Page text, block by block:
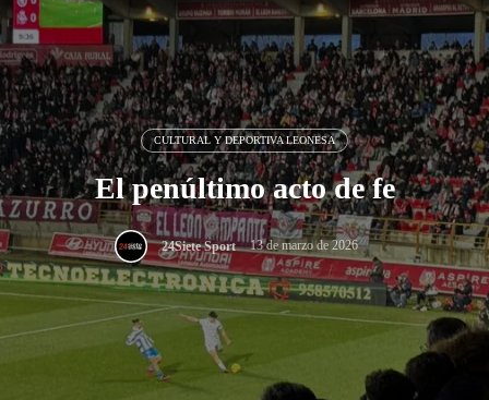
CULTURAL Y DEPORTIVA LEONESA
El penúltimo acto de fe
24Siete Sport 13 de marzo de 2026